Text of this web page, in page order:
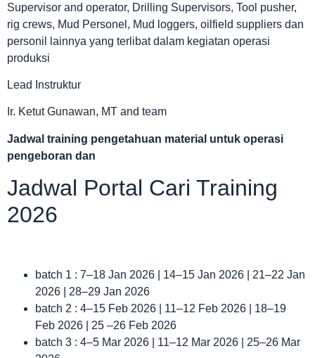
Supervisor and operator, Drilling Supervisors, Tool pusher,
rig crews, Mud Personel, Mud loggers, oilfield suppliers dan
personil lainnya yang terlibat dalam kegiatan operasi
produksi
Lead Instruktur
Ir. Ketut Gunawan, MT and team
Jadwal training pengetahuan material untuk operasi
pengeboran dan
Jadwal Portal Cari Training
2026
batch 1 : 7–18 Jan 2026 | 14–15 Jan 2026 | 21–22 Jan
2026 | 28–29 Jan 2026
batch 2 : 4–15 Feb 2026 | 11–12 Feb 2026 | 18–19
Feb 2026 | 25 –26 Feb 2026
batch 3 : 4–5 Mar 2026 | 11–12 Mar 2026 | 25–26 Mar